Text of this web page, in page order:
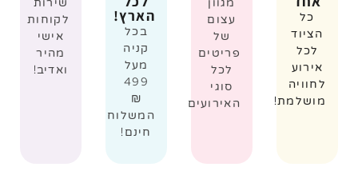
כל
הציוד
לכל
אירוע
לחוויה
מושלמת!
עצום
של
פריטים
לכל
סוגי
האירועים
הארץ!
בכל
קניה
מעל
499
₪
המשלוח
חינם!
לקוחות
אישי
מהיר
ואדיב!